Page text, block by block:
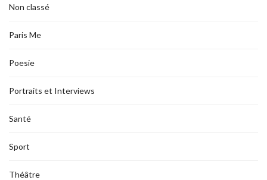
Non classé
Paris Me
Poesie
Portraits et Interviews
Santé
Sport
Théâtre